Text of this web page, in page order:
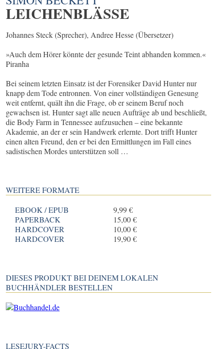
LEICHENBLÄSSE
Johannes Steck (Sprecher), Andree Hesse (Übersetzer)
»Auch dem Hörer könnte der gesunde Teint abhanden kommen.«
Piranha
Bei seinem letzten Einsatz ist der Forensiker David Hunter nur
knapp dem Tode entronnen. Von einer vollständigen Genesung
weit entfernt, quält ihn die Frage, ob er seinem Beruf noch
gewachsen ist. Hunter sagt alle neuen Aufträge ab und beschließt,
die Body Farm in Tennessee aufzusuchen – eine bekannte
Akademie, an der er sein Handwerk erlernte. Dort trifft Hunter
einen alten Freund, den er bei den Ermittlungen im Fall eines
sadistischen Mordes unterstützen soll …
WEITERE FORMATE
EBOOK / EPUB
9,99 €
PAPERBACK
15,00 €
HARDCOVER
10,00 €
HARDCOVER
19,90 €
DIESES PRODUKT BEI DEINEM LOKALEN
BUCHHÄNDLER BESTELLEN
LESEJURY-FACTS